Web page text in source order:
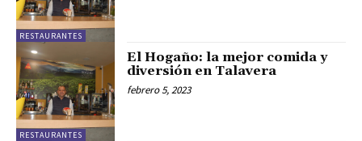
RESTAURANTES
RESTAURANTES
El Hogaño: la mejor comida y
diversión en Talavera
febrero 5, 2023